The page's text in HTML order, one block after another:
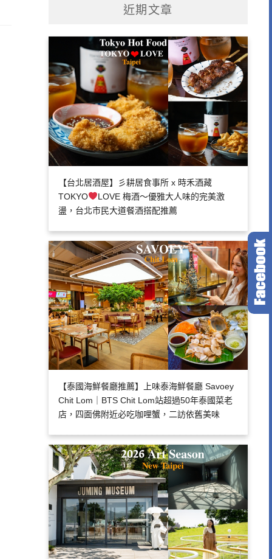
近期文章
【台北居酒屋】彡耕居食事所 x 時禾酒藏
TOKYO
LOVE 梅酒～優雅大人味的完美激
盪，台北市民大道餐酒搭配推薦
【泰國海鮮餐廳推薦】上味泰海鮮餐廳 Savoey
Chit Lom｜BTS Chit Lom站超過50年泰國菜老
店，四面佛附近必吃咖哩蟹，二訪依舊美味